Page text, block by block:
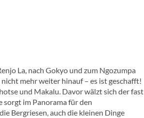
La, nach Gokyo und zum Ngozumpa
mehr weiter hinauf – es ist geschafft!
und Makalu. Davor wälzt sich der fast
im Panorama für den
Bergriesen, auch die kleinen Dinge